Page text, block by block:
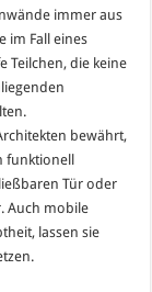
immer aus
im Fall eines
Teilchen, die keine
bewährt,
funktionell
Tür oder
Auch mobile
lassen sie